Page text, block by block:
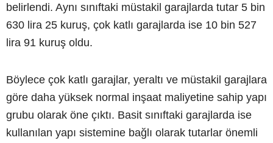
belirlendi. Aynı sınıftaki müstakil garajlarda tutar 5 bin
630 lira 25 kuruş, çok katlı garajlarda ise 10 bin 527
lira 91 kuruş oldu.
Böylece çok katlı garajlar, yeraltı ve müstakil garajlara
göre daha yüksek normal inşaat maliyetine sahip yapı
grubu olarak öne çıktı. Basit sınıftaki garajlarda ise
kullanılan yapı sistemine bağlı olarak tutarlar önemli